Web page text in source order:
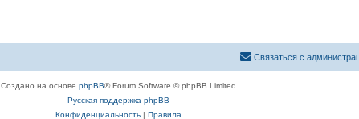
Связаться с
Создано на основе phpBB® Forum Software © phpBB Limited
Русская поддержка phpBB
Конфиденциальность| Правила